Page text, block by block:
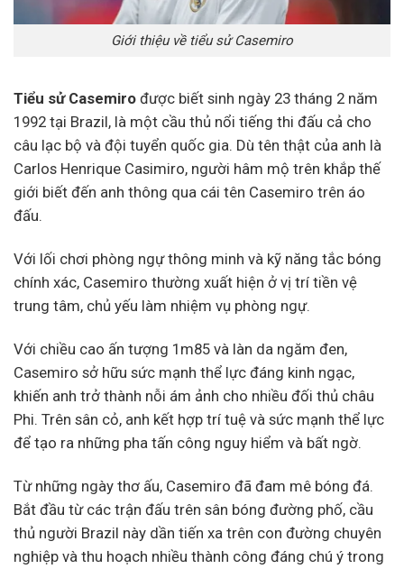
Giới thiệu về tiểu sử Casemiro
Tiểu sử Casemiro được biết sinh ngày 23 tháng 2 năm
1992 tại Brazil, là một cầu thủ nổi tiếng thi đấu cả cho
câu lạc bộ và đội tuyển quốc gia. Dù tên thật của anh là
Carlos Henrique Casimiro, người hâm mộ trên khắp thế
giới biết đến anh thông qua cái tên Casemiro trên áo
đấu.
Với lối chơi phòng ngự thông minh và kỹ năng tắc bóng
chính xác, Casemiro thường xuất hiện ở vị trí tiền vệ
trung tâm, chủ yếu làm nhiệm vụ phòng ngự.
Với chiều cao ấn tượng 1m85 và làn da ngăm đen,
Casemiro sở hữu sức mạnh thể lực đáng kinh ngạc,
khiến anh trở thành nỗi ám ảnh cho nhiều đối thủ châu
Phi. Trên sân cỏ, anh kết hợp trí tuệ và sức mạnh thể lực
để tạo ra những pha tấn công nguy hiểm và bất ngờ.
Từ những ngày thơ ấu, Casemiro đã đam mê bóng đá.
Bắt đầu từ các trận đấu trên sân bóng đường phố, cầu
thủ người Brazil này dần tiến xa trên con đường chuyên
nghiệp và thu hoạch nhiều thành công đáng chú ý trong